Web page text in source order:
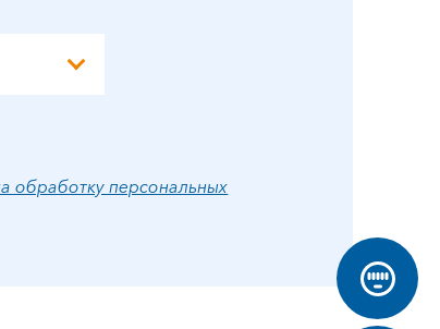
обработку персональных